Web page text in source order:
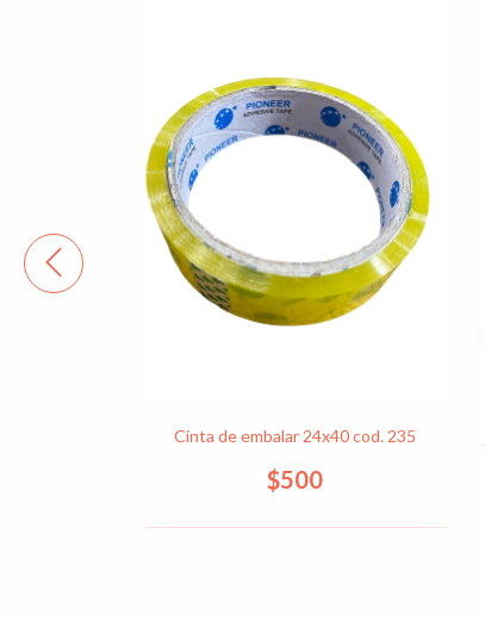
Cinta de embalar 24x40 cod. 235
$500